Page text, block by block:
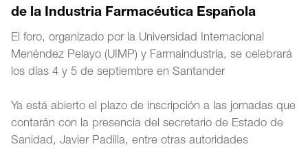
de la Industria Farmacéutica Española
El foro, organizado por la Universidad Internacional
Menéndez Pelayo (UIMP) y Farmaindustria, se celebrará
los días 4 y 5 de septiembre en Santander
Ya está abierto el plazo de inscripción a las jornadas que
contarán con la presencia del secretario de Estado de
Sanidad, Javier Padilla, entre otras autoridades